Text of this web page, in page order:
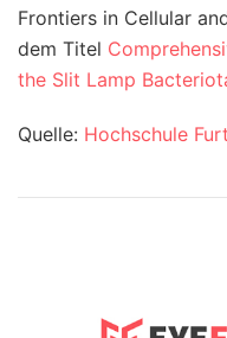
Frontiers in Cellular
dem Titel
the Slit Lamp
Quelle: Hochschule